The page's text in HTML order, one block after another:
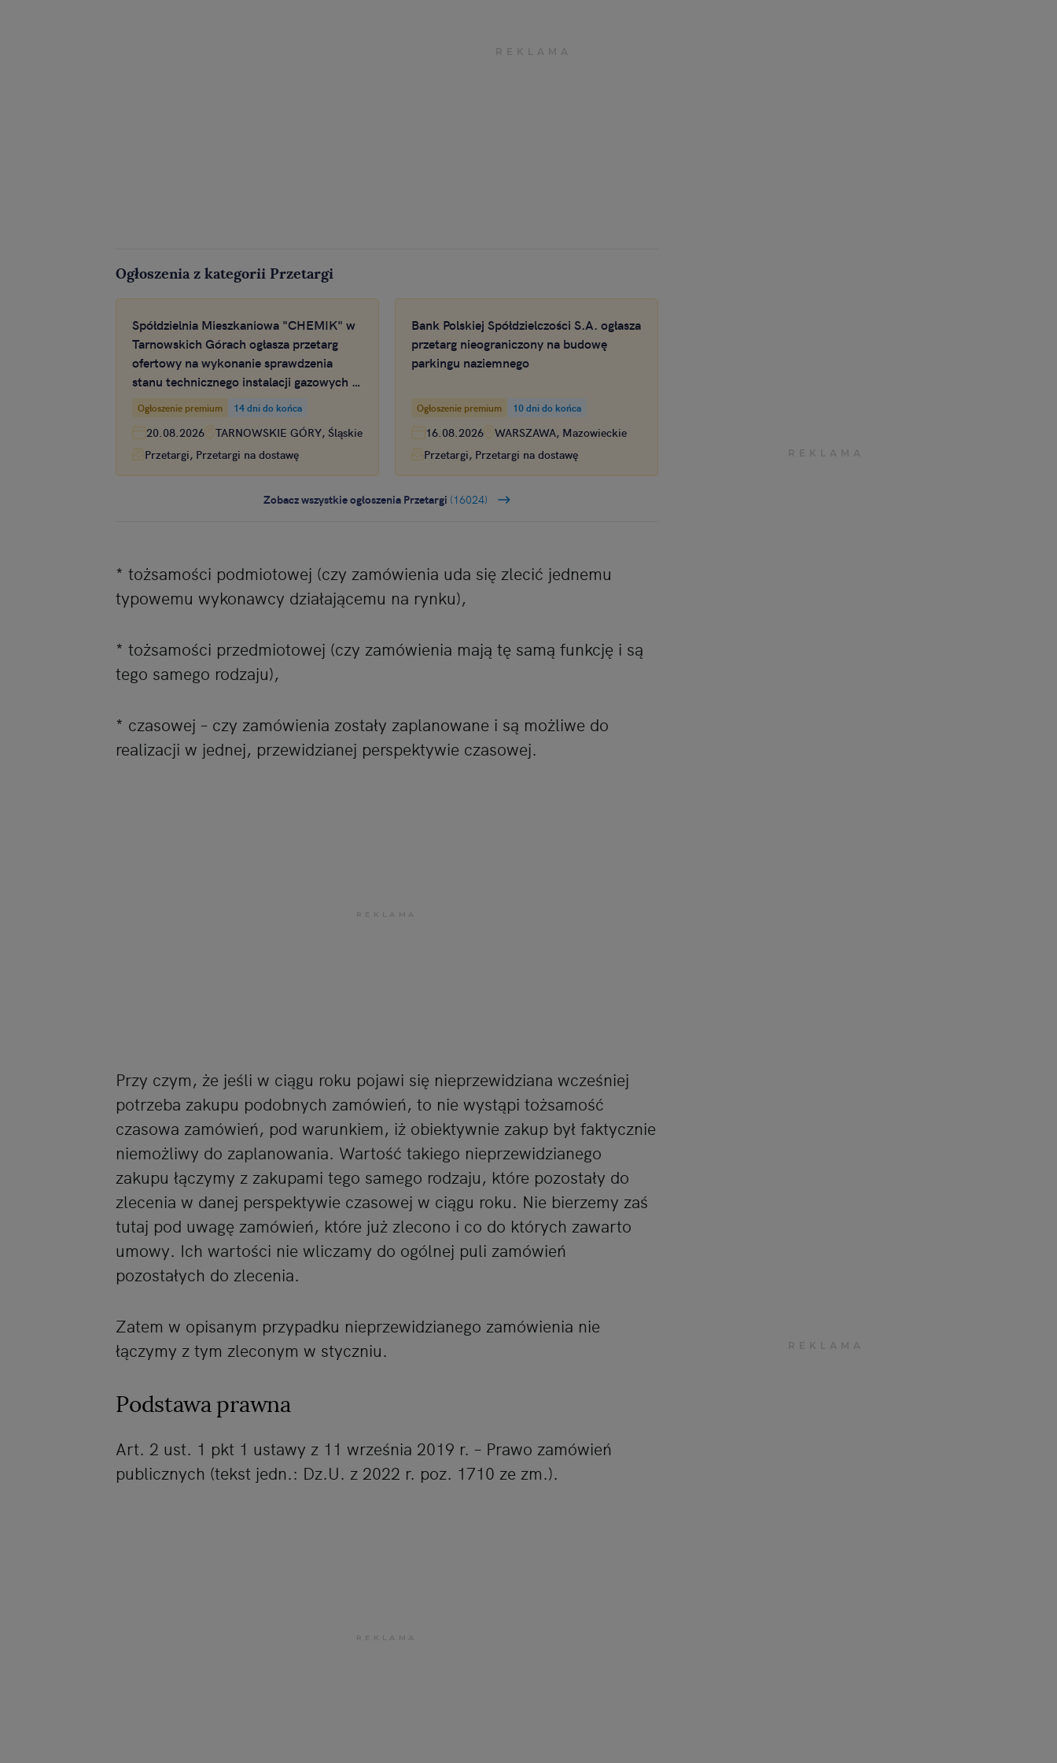
Ogłoszenia z kategorii Przetargi
Spółdzielnia Mieszkaniowa "CHEMIK" w
Tarnowskich Górach ogłasza przetarg
ofertowy na wykonanie sprawdzenia
stanu technicznego instalacji gazowych w
Mieszkaniowej CHEMIK
Ogłoszenie premium 14 dni do końca
20.08.2026
TARNOWSKIE GÓRY, Śląskie
Przetargi, Przetargi na dostawę
Bank Polskiej Spółdzielczości S.A. ogłasza
przetarg nieograniczony na budowę
parkingu naziemnego
Ogłoszenie premium 10 dni do końca
16.08.2026
WARSZAWA, Mazowieckie
Przetargi, Przetargi na dostawę
Zobacz wszystkie ogłoszenia Przetargi (16024)
* tożsamości podmiotowej (czy zamówienia uda się zlecić jednemu
typowemu wykonawcy działającemu na rynku),
* tożsamości przedmiotowej (czy zamówienia mają tę samą funkcję i są
tego samego rodzaju),
* czasowej – czy zamówienia zostały zaplanowane i są możliwe do
realizacji w jednej, przewidzianej perspektywie czasowej.
Przy czym, że jeśli w ciągu roku pojawi się nieprzewidziana wcześniej
potrzeba zakupu podobnych zamówień, to nie wystąpi tożsamość
czasowa zamówień, pod warunkiem, iż obiektywnie zakup był faktycznie
niemożliwy do zaplanowania. Wartość takiego nieprzewidzianego
zakupu łączymy z zakupami tego samego rodzaju, które pozostały do
zlecenia w danej perspektywie czasowej w ciągu roku. Nie bierzemy zaś
tutaj pod uwagę zamówień, które już zlecono i co do których zawarto
umowy. Ich wartości nie wliczamy do ogólnej puli zamówień
pozostałych do zlecenia.
Zatem w opisanym przypadku nieprzewidzianego zamówienia nie
łączymy z tym zleconym w styczniu.
Podstawa prawna
Art. 2 ust. 1 pkt 1 ustawy z 11 września 2019 r. – Prawo zamówień
publicznych (tekst jedn.: Dz.U. z 2022 r. poz. 1710 ze zm.).